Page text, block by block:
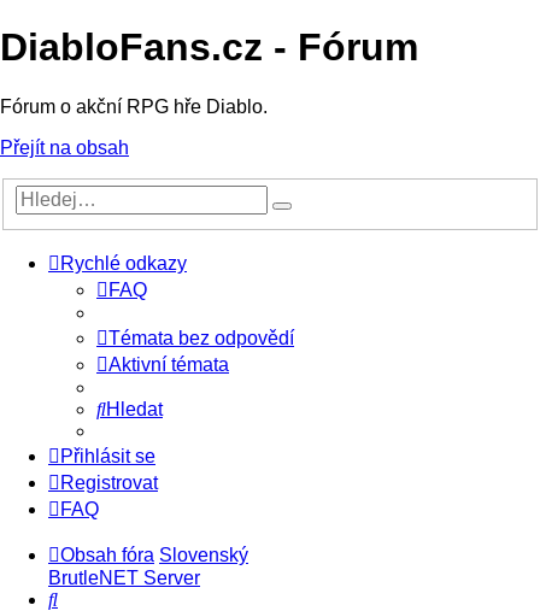
DiabloFans.cz - Fórum
Fórum o akční RPG hře Diablo.
Přejít na obsah
Rychlé odkazy
FAQ
Témata bez odpovědí
Aktivní témata
Hledat
Přihlásit se
Registrovat
FAQ
Obsah fóra Slovenský
BrutleNET Server
Hledat